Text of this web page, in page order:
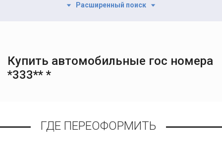
Расширенный поиск
Купить автомобильные гос номера
*333** *
ГДЕ ПЕРЕОФОРМИТЬ